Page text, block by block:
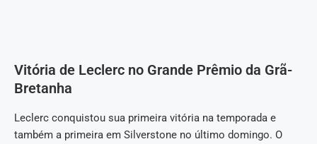
Vitória de Leclerc no Grande Prêmio da Grã-
Bretanha
Leclerc conquistou sua primeira vitória na temporada e
também a primeira em Silverstone no último domingo. O